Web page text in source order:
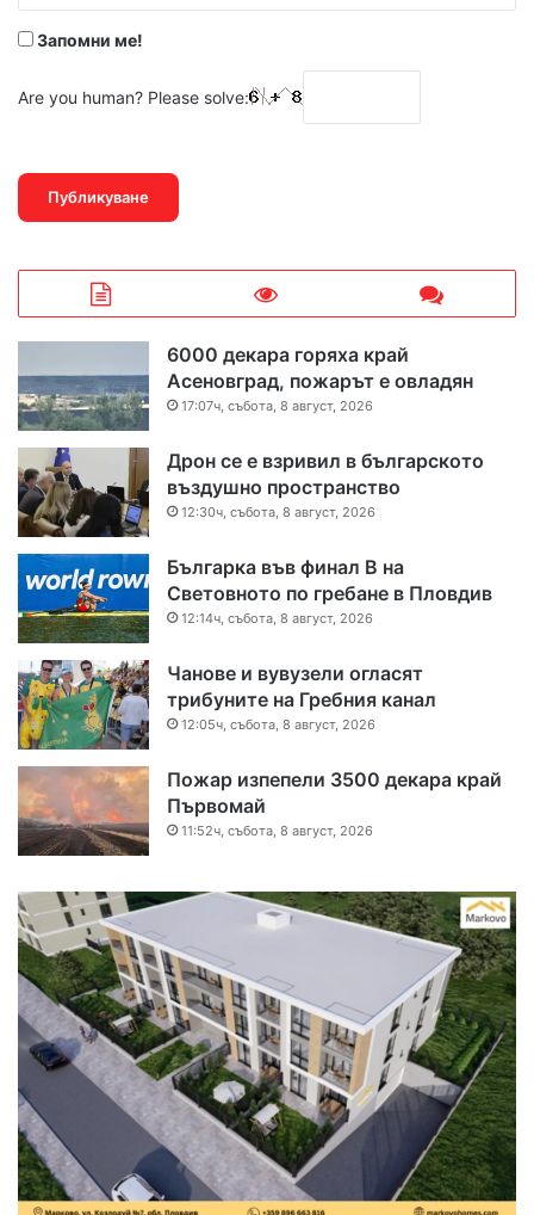
Запомни ме!
Are you human? Please solve:
6000 декара горяха край
Асеновград, пожарът е овладян
17:07ч, събота, 8 август, 2026
Дрон се е взривил в българското
въздушно пространство
12:30ч, събота, 8 август, 2026
Българка във финал B на
Световното по гребане в Пловдив
12:14ч, събота, 8 август, 2026
Чанове и вувузели огласят
трибуните на Гребния канал
12:05ч, събота, 8 август, 2026
Пожар изпепели 3500 декара край
Първомай
11:52ч, събота, 8 август, 2026